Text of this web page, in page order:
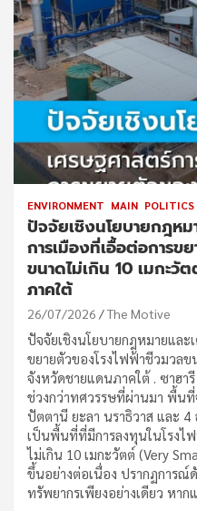
ENVIRONMENT MAIN POLITICS
ปัจจัยเชิงนโยบายกฎหม
การเมืองที่เอื้อต่อการข
ขนาดไม่เกิน 10 เมกะ
ภาคใต้
26/07/2026 The Motive
ปัจจัยเชิงนโยบายกฎหมายและ
ขยายตัวของโรงไฟฟ้าชีวมวล
จังหวัดชายแดนภาคใต้ . ซาฮา
ช่วงกว่าทศวรรษที่ผ่านมา พื้น
ปัตตานี ยะลา นราธิวาส และ 4
เป็นพื้นที่ที่มีการลงทุนในโรงไ
ไม่เกิน 10 เมกะวัตต์ (Very
ขึ้นอย่างต่อเนื่อง ปรากฏการณ์
ทรัพยากรเพียงอย่างเดียว หา